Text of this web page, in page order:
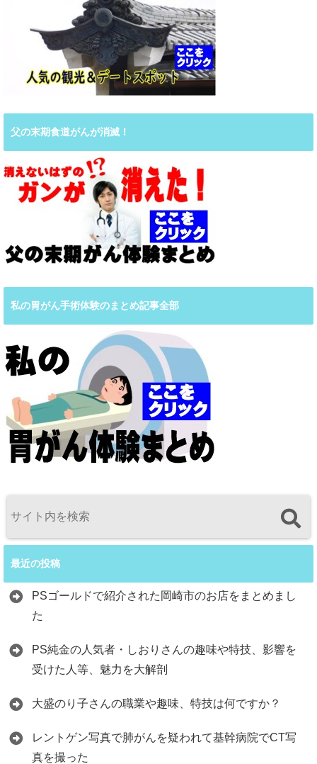
父の末期食道がんが消滅！
私の胃がん手術体験のまとめ記事全部
最近の投稿
PSゴールドで紹介された岡崎市のお店をまとめまし
た
PS純金の人気者・しおりさんの趣味や特技、影響を
受けた人等、魅力を大解剖
大盛のり子さんの職業や趣味、特技は何ですか？
レントゲン写真で肺がんを疑われて基幹病院でCT写
真を撮った